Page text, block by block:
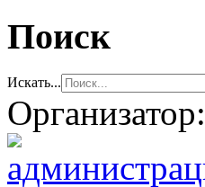
Поиск
Искать...
Организатор: